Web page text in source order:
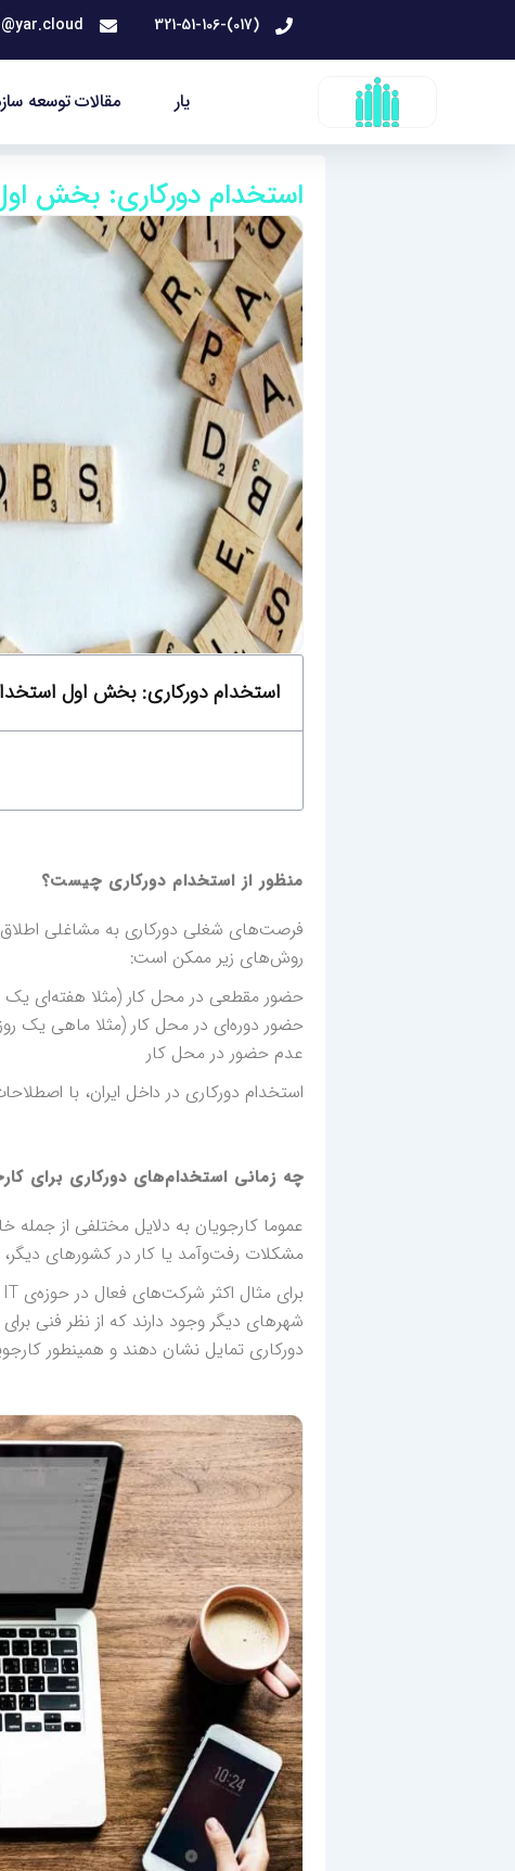
محتوا
(017)-321-51-106
یار مقالات توسعه
استخدام دورکاری: بخش
استخدام دورکاری: بخش اول
منظور از استخدام دورکاری چیست؟
فرصت‌های شغلی دورکاری به مشاغلی
روش‌های زیر ممکن است:
حضور مقطعی در محل کار (مثلا هفته‌ای یک
حضور دوره‌ای در محل کار (مثلا ماهی یک
عدم حضور در محل کار
استخدام دورکاری در داخل ایران، با
چه زمانی استخدام‌های دورکاری برای
عموما کارجویان به دلایل مختلفی از
مشکلات رفت‌و‌آمد یا کار در کشورهای
شهرهای دیگر وجود دارند که از نظر فنی
دورکاری تمایل نشان دهند و همینطور